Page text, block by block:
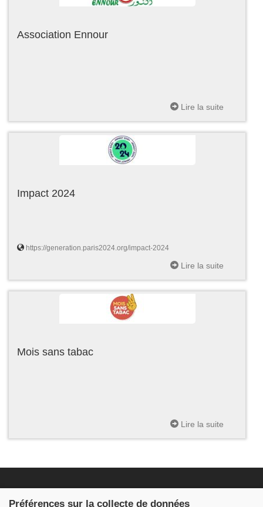
Association Ennour
Lire la suite
Impact 2024
https://generation.paris2024.org/impact-2024
Lire la suite
Mois sans tabac
Lire la suite
Préférences sur la collecte de données